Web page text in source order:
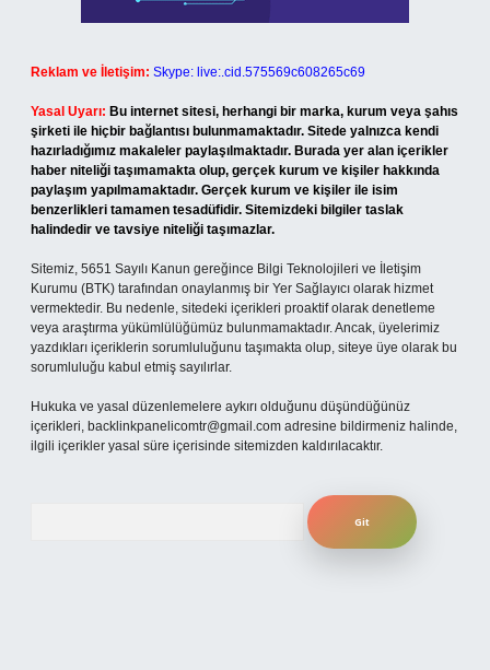
Reklam ve İletişim: Skype: live:.cid.575569c608265c69
Yasal Uyarı: Bu internet sitesi, herhangi bir marka, kurum veya şahıs
şirketi ile hiçbir bağlantısı bulunmamaktadır. Sitede yalnızca kendi
hazırladığımız makaleler paylaşılmaktadır. Burada yer alan içerikler
haber niteliği taşımamakta olup, gerçek kurum ve kişiler hakkında
paylaşım yapılmamaktadır. Gerçek kurum ve kişiler ile isim
benzerlikleri tamamen tesadüfidir. Sitemizdeki bilgiler taslak
halindedir ve tavsiye niteliği taşımazlar.
Sitemiz, 5651 Sayılı Kanun gereğince Bilgi Teknolojileri ve İletişim
Kurumu (BTK) tarafından onaylanmış bir Yer Sağlayıcı olarak hizmet
vermektedir. Bu nedenle, sitedeki içerikleri proaktif olarak denetleme
veya araştırma yükümlülüğümüz bulunmamaktadır. Ancak, üyelerimiz
yazdıkları içeriklerin sorumluluğunu taşımakta olup, siteye üye olarak bu
sorumluluğu kabul etmiş sayılırlar.
Hukuka ve yasal düzenlemelere aykırı olduğunu düşündüğünüz
içerikleri, backlinkpanelicomtr@gmail.com adresine bildirmeniz halinde,
ilgili içerikler yasal süre içerisinde sitemizden kaldırılacaktır.